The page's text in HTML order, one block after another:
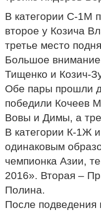
В категории С-1М
второе у Козича
третье место
Большое
Тищенко и Козич-
Обе пары прошли
победили Кочеев
Вовы и Димы, а
В категории К-1Ж
одинаковым
чемпионка Азии,
2016». Вторая –
Полина.
После подведения